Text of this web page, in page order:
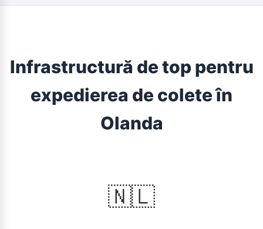
Infrastructură de top pentru
expedierea de colete în
Olanda
🇳🇱